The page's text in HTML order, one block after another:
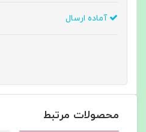
آماده ارسال
محصولات مرتبط